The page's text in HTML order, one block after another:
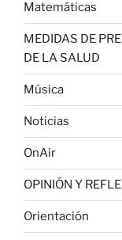
Matemáticas
MEDIDAS DE
DE LA SALUD
Música
Noticias
OnAir
OPINIÓN Y
Orientación